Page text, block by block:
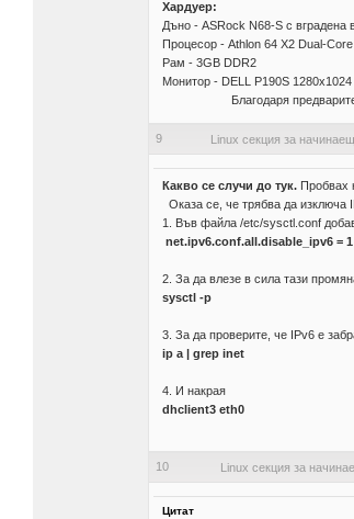
Хардуер:
Дъно - ASRock N68-S с вградена
Процесор - Athlon 64 X2 Dual-
Рам - 3GB DDR2
Монитор - DELL P190S 1280x1024
Благодаря
9 Linux секция за
Какво се случи до тук. Пробвах
Оказа се, че трябва да изключа
1. Във файла /etc/sysctl.conf
net.ipv6.conf.all.disable_ipv6 = 1
2. За да влезе в сила тази
sysctl -р
3. За да проверите, че IPv6 е
ip a | grep inet
4. И накрая
dhclient3 eth0
10 Linux секция за
Цитат